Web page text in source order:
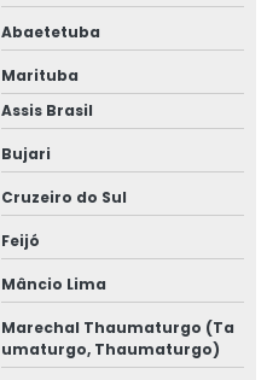
Abaetetuba
Marituba
Assis Brasil
Bujari
Cruzeiro do Sul
Feijó
Mâncio Lima
Marechal Thaumaturgo (Ta
umaturgo, Thaumaturgo)